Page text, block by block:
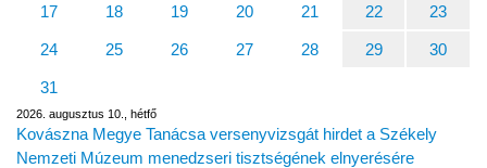
17 18 19 20 21 22 23
24 25 26 27 28 29 30
31
2026. augusztus 10., hétfő
Kovászna Megye Tanácsa versenyvizsgát hirdet a Székely
Nemzeti Múzeum menedzseri tisztségének elnyerésére